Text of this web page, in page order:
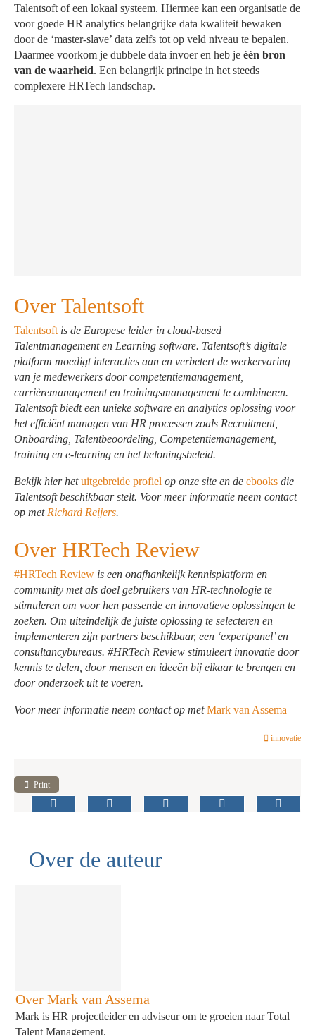
Talentsoft of een lokaal systeem. Hiermee kan een organisatie de
voor goede HR analytics belangrijke data kwaliteit bewaken
door de ‘master-slave’ data zelfs tot op veld niveau te bepalen.
Daarmee voorkom je dubbele data invoer en heb jeéén bron
van de waarheid. Een belangrijk principe in het steeds
complexere HRTech landschap.
Over Talentsoft
Talentsoft is de Europese leider in cloud-based
Talentmanagement en Learning software. Talentsoft’s digitale
platform moedigt interacties aan en verbetert de werkervaring
van je medewerkers door competentiemanagement,
carrièremanagement en trainingsmanagement te combineren.
Talentsoft biedt een unieke software en analytics oplossing voor
het efficiënt managen van HR processen zoals Recruitment,
Onboarding, Talentbeoordeling, Competentiemanagement,
training en e-learning en het beloningsbeleid.
Bekijk hier hetuitgebreide profiel op onze site en deebooks die
Talentsoft beschikbaar stelt. Voor meer informatie neem contact
op met Richard Reijers.
Over HRTech Review
#HRTech Review is een onafhankelijk kennisplatform en
community met als doel gebruikers van HR-technologie te
stimuleren om voor hen passende en innovatieve oplossingen te
zoeken. Om uiteindelijk de juiste oplossing te selecteren en
implementeren zijn partners beschikbaar, een ‘expertpanel’ en
consultancybureaus. #HRTech Review stimuleert innovatie door
kennis te delen, door mensen en ideeën bij elkaar te brengen en
door onderzoek uit te voeren.
Voor meer informatie neem contact op metMark van Assema
innovatie
Print
Over de auteur
Over Mark van Assema
Mark is HR projectleider en adviseur om te groeien naar Total
Talent Management.